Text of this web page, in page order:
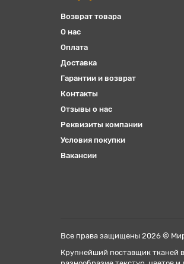
Возврат товара
О нас
Оплата
Доставка
Гарантии и возврат
Контакты
Отзывы о нас
Реквизиты компании
Условия покупки
Вакансии
Все права защищены 2026 ©
Крупнейший поставщик тканей